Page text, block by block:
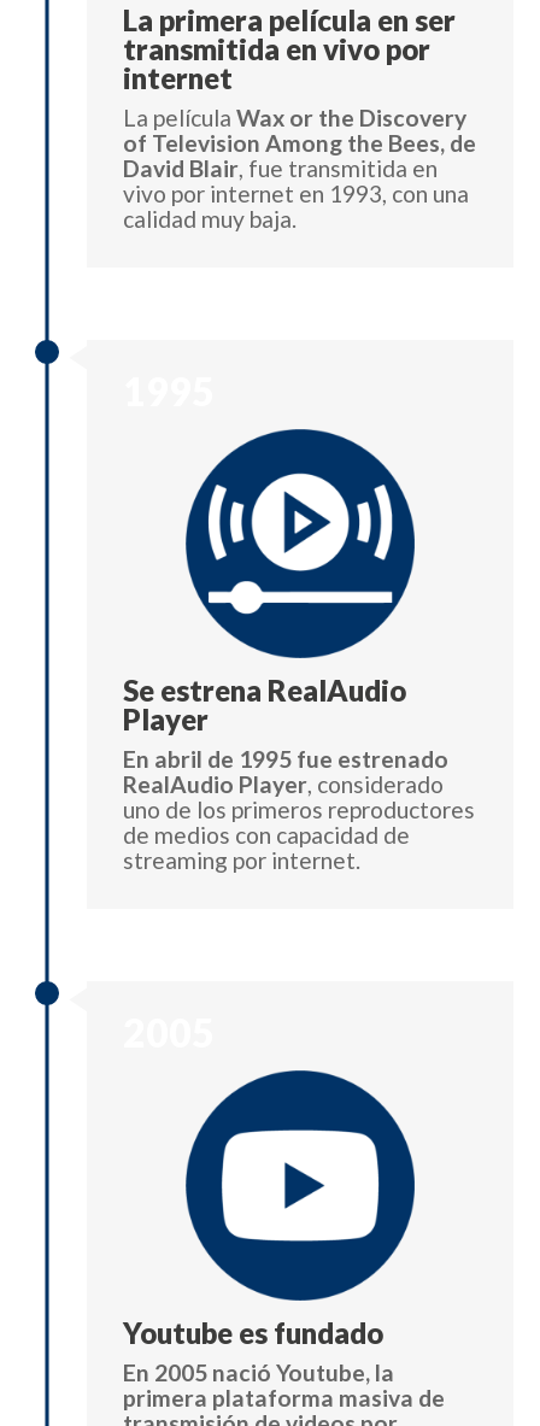
La primera película en ser
transmitida en vivo por
internet
La películaWax or the Discovery
of Television Among the Bees, de
David Blair, fue transmitida en
vivo por internet en 1993, con una
calidad muy baja.
Se estrena RealAudio
Player
En abril de 1995 fue estrenado
RealAudio Player, considerado
uno de los primeros reproductores
de medios con capacidad de
streaming por internet.
Youtube es fundado
En 2005 nació Youtube, la
primera plataforma masiva de